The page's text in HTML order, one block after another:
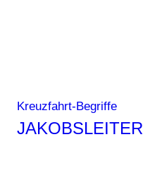
Kreuzfahrt-Begriffe
JAKOBSLEITER